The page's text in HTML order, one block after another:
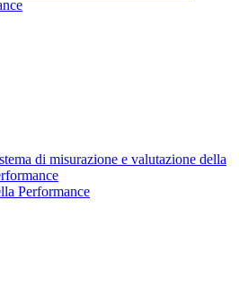
di misurazione e valutazione della
Performance